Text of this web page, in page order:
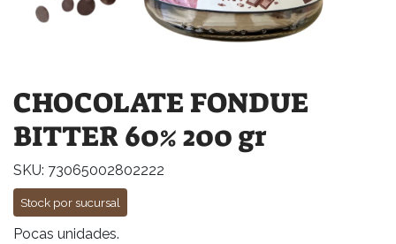
CHOCOLATE FONDUE
BITTER 60% 200 gr
SKU: 73065002802222
Stock por sucursal
Pocas unidades.